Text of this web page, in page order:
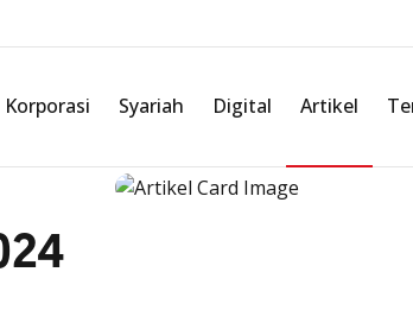
Korporasi Syariah Digital Artikel